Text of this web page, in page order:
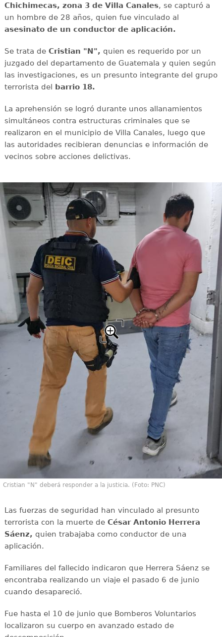
Chichimecas, zona 3 de Villa Canales, se capturó a
un hombre de 28 años, quien fue vinculado al
asesinato de un conductor de aplicación.
Se trata de Cristian "N", quien es requerido por un
juzgado del departamento de Guatemala y quien según
las investigaciones, es un presunto integrante del grupo
terrorista del barrio 18.
La aprehensión se logró durante unos allanamientos
simultáneos contra estructuras criminales que se
realizaron en el municipio de Villa Canales, luego que
las autoridades recibieran denuncias e información de
vecinos sobre acciones delictivas.
Cristian "N" deberá responder a la justicia. (Foto: PNC)
Las fuerzas de seguridad han vinculado al presunto
terrorista con la muerte de César Antonio Herrera
Sáenz, quien trabajaba como conductor de una
aplicación.
Familiares del fallecido indicaron que Herrera Sáenz se
encontraba realizando un viaje el pasado 6 de junio
cuando desapareció.
Fue hasta el 10 de junio que Bomberos Voluntarios
localizaron su cuerpo en avanzado estado de